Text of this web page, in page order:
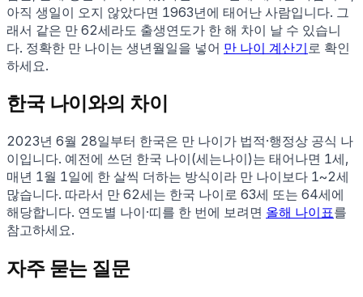
아직 생일이 오지 않았다면 1963년에 태어난 사람입니다. 그
래서 같은 만 62세라도 출생연도가 한 해 차이 날 수 있습니
다. 정확한 만 나이는 생년월일을 넣어 만 나이 계산기 로 확인
하세요.
한국 나이와의 차이
2023년 6월 28일부터 한국은 만 나이가 법적·행정상 공식 나
이입니다. 예전에 쓰던 한국 나이(세는나이)는 태어나면 1세,
매년 1월 1일에 한 살씩 더하는 방식이라 만 나이보다 1~2세
많습니다. 따라서 만 62세는 한국 나이로 63세 또는 64세에
해당합니다. 연도별 나이·띠를 한 번에 보려면 올해 나이표를
참고하세요.
자주 묻는 질문